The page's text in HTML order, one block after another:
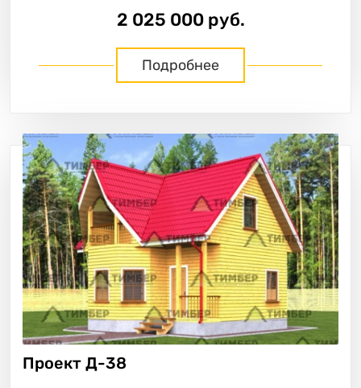
2 025 000 руб.
Подробнее
Проект Д-38